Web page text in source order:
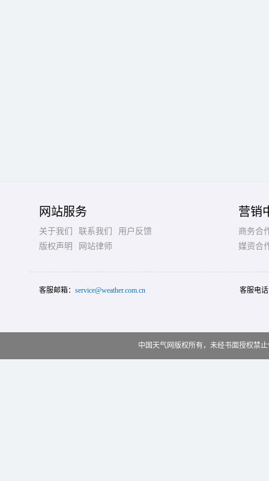
网站服务
关于我们 联系我们
用户反馈
版权声明
网站律师
营销
商务合
媒资合
客服邮箱： service@weather.com.cn 客服电
中国天气网版权所有，未经书面授权